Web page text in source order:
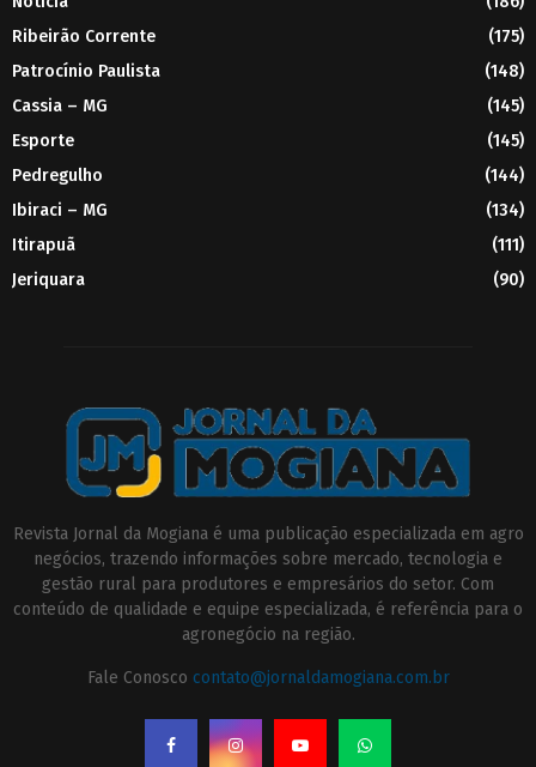
Ribeirão Corrente
(175)
Patrocínio Paulista
(148)
Cassia – MG
(145)
Esporte
(145)
Pedregulho
(144)
Ibiraci – MG
(134)
Itirapuã
(111)
Jeriquara
(90)
Revista Jornal da Mogiana é uma publicação especializada em agro
negócios, trazendo informações sobre mercado, tecnologia e
gestão rural para produtores e empresários do setor. Com
conteúdo de qualidade e equipe especializada, é referência para o
agronegócio na região.
Fale Conosco contato@jornaldamogiana.com.br